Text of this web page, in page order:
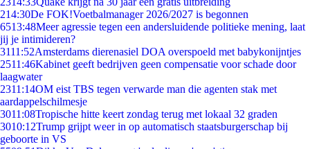
214:30De FOK!Voetbalmanager 2026/2027 is begonnen
6513:48Meer agressie tegen een andersluidende politieke mening, laat
jij je intimideren?
3111:52Amsterdams dierenasiel DOA overspoeld met babykonijntjes
2511:46Kabinet geeft bedrijven geen compensatie voor schade door
laagwater
2311:14OM eist TBS tegen verwarde man die agenten stak met
aardappelschilmesje
3011:08Tropische hitte keert zondag terug met lokaal 32 graden
3010:12Trump grijpt weer in op automatisch staatsburgerschap bij
geboorte in VS